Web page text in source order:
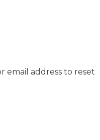
email address to reset